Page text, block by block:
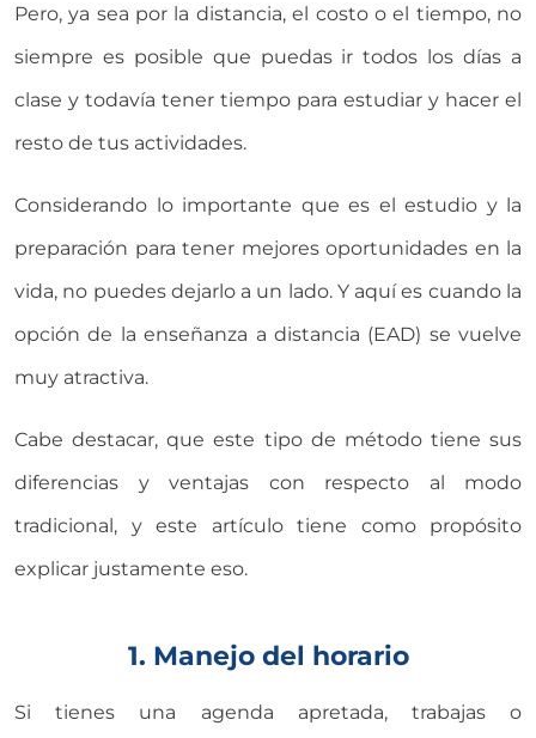
Pero, ya sea por la distancia, el costo o el tiempo, no
siempre es posible que puedas ir todos los días a
clase y todavía tener tiempo para estudiar y hacer el
resto de tus actividades.
Considerando lo importante que es el estudio y la
preparación para tener mejores oportunidades en la
vida, no puedes dejarlo a un lado. Y aquí es cuando la
opción de la enseñanza a distancia (EAD) se vuelve
muy atractiva.
Cabe destacar, que este tipo de método tiene sus
diferencias y ventajas con respecto al modo
tradicional, y este artículo tiene como propósito
explicar justamente eso.
1. Manejo del horario
Si tienes una agenda apretada, trabajas o